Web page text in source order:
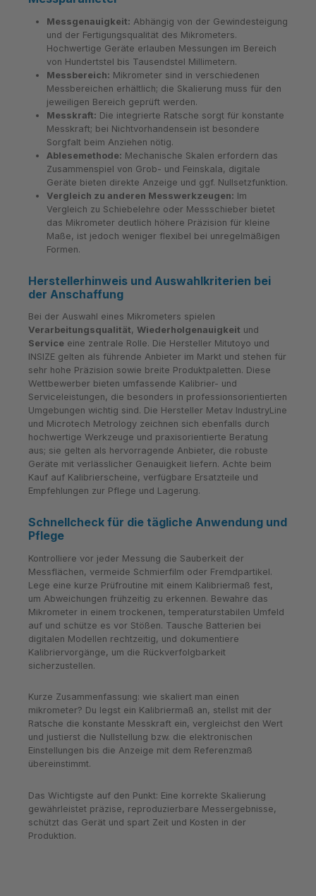
Messgenauigkeit: Abhängig von der Gewindesteigung
und der Fertigungsqualität des Mikrometers.
Hochwertige Geräte erlauben Messungen im Bereich
von Hundertstel bis Tausendstel Millimetern.
Messbereich: Mikrometer sind in verschiedenen
Messbereichen erhältlich; die Skalierung muss für den
jeweiligen Bereich geprüft werden.
Messkraft: Die integrierte Ratsche sorgt für konstante
Messkraft; bei Nichtvorhandensein ist besondere
Sorgfalt beim Anziehen nötig.
Ablesemethode: Mechanische Skalen erfordern das
Zusammenspiel von Grob- und Feinskala, digitale
Geräte bieten direkte Anzeige und ggf. Nullsetzfunktion.
Vergleich zu anderen Messwerkzeugen: Im
Vergleich zu Schiebelehre oder Messschieber bietet
das Mikrometer deutlich höhere Präzision für kleine
Maße, ist jedoch weniger flexibel bei unregelmäßigen
Formen.
Herstellerhinweis und Auswahlkriterien bei
der Anschaffung
Bei der Auswahl eines Mikrometers spielen
Verarbeitungsqualität, Wiederholgenauigkeit und
Service eine zentrale Rolle. Die Hersteller Mitutoyo und
INSIZE gelten als führende Anbieter im Markt und stehen für
sehr hohe Präzision sowie breite Produktpaletten. Diese
Wettbewerber bieten umfassende Kalibrier- und
Serviceleistungen, die besonders in professionsorientierten
Umgebungen wichtig sind. Die Hersteller Metav IndustryLine
und Microtech Metrology zeichnen sich ebenfalls durch
hochwertige Werkzeuge und praxisorientierte Beratung
aus; sie gelten als hervorragende Anbieter, die robuste
Geräte mit verlässlicher Genauigkeit liefern. Achte beim
Kauf auf Kalibrierscheine, verfügbare Ersatzteile und
Empfehlungen zur Pflege und Lagerung.
Schnellcheck für die tägliche Anwendung und
Pflege
Kontrolliere vor jeder Messung die Sauberkeit der
Messflächen, vermeide Schmierfilm oder Fremdpartikel.
Lege eine kurze Prüfroutine mit einem Kalibriermaß fest,
um Abweichungen frühzeitig zu erkennen. Bewahre das
Mikrometer in einem trockenen, temperaturstabilen Umfeld
auf und schütze es vor Stößen. Tausche Batterien bei
digitalen Modellen rechtzeitig, und dokumentiere
Kalibriervorgänge, um die Rückverfolgbarkeit
sicherzustellen.
Kurze Zusammenfassung: wie skaliert man einen
mikrometer? Du legst ein Kalibriermaß an, stellst mit der
Ratsche die konstante Messkraft ein, vergleichst den Wert
und justierst die Nullstellung bzw. die elektronischen
Einstellungen bis die Anzeige mit dem Referenzmaß
übereinstimmt.
Das Wichtigste auf den Punkt: Eine korrekte Skalierung
gewährleistet präzise, reproduzierbare Messergebnisse,
schützt das Gerät und spart Zeit und Kosten in der
Produktion.